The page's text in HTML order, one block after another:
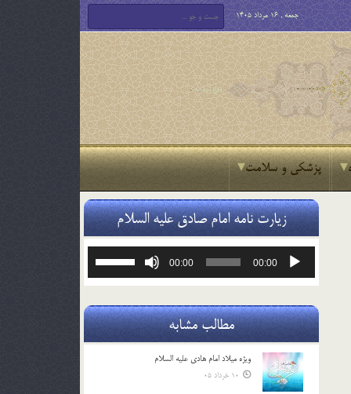
جمعه , 16 مرداد 1405
پزشکی و سلامت
زیارت نامه امام صادق علیه السلام
پخش‌کننده
00:00
00:00
یا
صدا
کلیدهای
مطالب مشابه
ویژه میلاد امام هادی علیه السلام
10 خرداد 05